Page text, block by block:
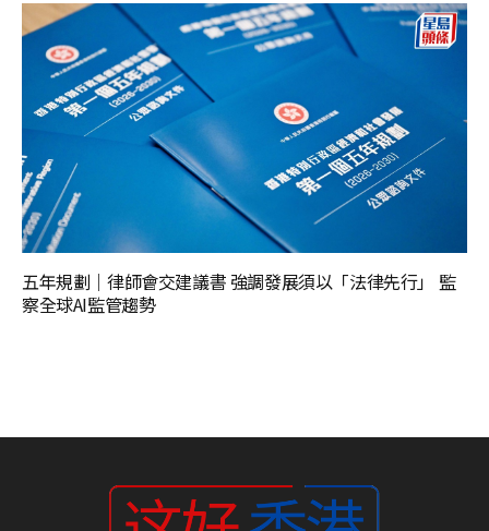
五年規劃｜律師會交建議書 強調發展須以「法律先行」 監
察全球AI監管趨勢